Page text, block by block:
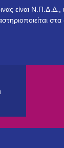
είναι
στα